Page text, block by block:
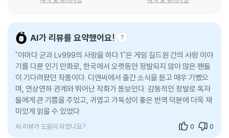
AI가 리뷰를 요약했어요!
"야마다 군과 Lv999의 사랑을 하다 1"은 게임 길드원 간의 사랑 이야
기를 다룬 인기 만화로, 한국에서 오랫동안 정발되지 않아 많은 팬들
이 기다려왔던 작품이다. 디앤씨에서 출간 소식을 듣고 매우 기뻤으
며, 연상연하 관계와 뛰어난 작화가 돋보인다. 감동적인 정발로 독자
들에게 큰 기쁨을 주었고, 귀엽고 가독성이 좋은 번역 덕분에 더욱 재
미있게 읽을 수 있었다.
AI 리뷰가 도움이 되었나요? 0 0